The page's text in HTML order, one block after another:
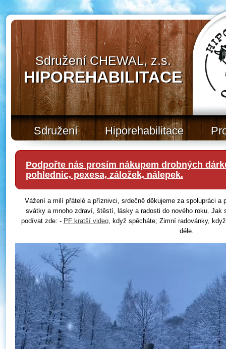
Sdružení CHEWAL, z.s.
HIPOREHABILITACE
Sdružení Hiporehabilitace
Podpořte nás prosím nákupem drobných
pohlednic, pexesa, záložek, nálepek.
Vážení a milí přátelé a příznivci, srdečně děkujeme za spolupráci a
svátky a mnoho zdraví, štěstí, lásky a radosti do nového roku.
podívat zde: - PF kratší video, když spěcháte; Zimní radovánky,
déle.